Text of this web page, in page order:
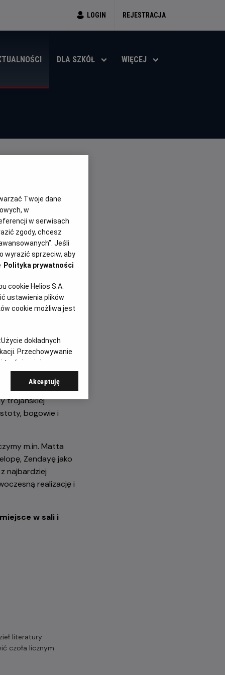
LOGIN REJESTRACJA
DLA SZKÓŁ WIĘCEJ
Nolan
trojańskiej
bogowie i
m.in. Matta
Zendayę jako
najbardziej
realizację i
w sali i
literatury
czoła licznym
Twoje dane
w
w serwisach
zgody, chcesz
Jeśli
wyrazić sprzeciw, aby
Polityka prywatności
cookie Helios S.A.
ustawienia plików
cookie możliwa jest
Użycie dokładnych
Przechowywanie
opinie
Akceptuję